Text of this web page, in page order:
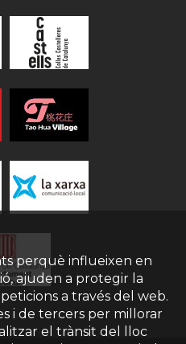
perquè influeixen en
ajuden a protegir la
a través del web.
i de tercers per millorar
el trànsit del lloc